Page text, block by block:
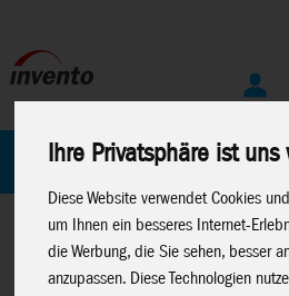
Ihre Privatsphäre ist uns
Diese Website verwendet Cookies
um Ihnen ein besseres Internet-
die Werbung, die Sie sehen, besser
anzupassen. Diese Technologien
Home